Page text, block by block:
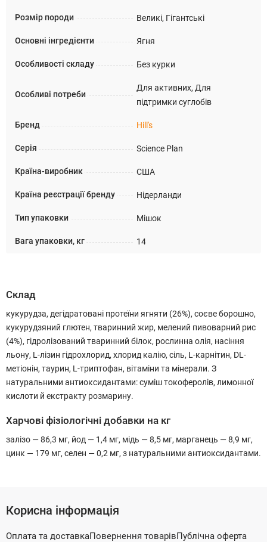
Розмір породи Великі, Гігантські
Основні інгредієнти Ягня
Особливості складу Без курки
Особливі потреби
Для активних, Для
підтримки суглобів
Бренд Hill's
Серія Science Plan
Країна-виробник США
Країна реєстрації бренду Нідерланди
Тип упаковки Мішок
Вага упаковки, кг 14
Склад
кукурудза, дегідратовані протеїни ягняти (26%), соєве борошно,
кукурудзяний глютен, тваринний жир, мелений пивоварний рис
(4%), гідролізований тваринний білок, рослинна олія, насіння
льону, L-лізин гідрохлорид, хлорид калію, сіль, L-карнітин, DL-
метіонін, таурин, L-триптофан, вітаміни та мінерали. З
натуральними антиоксидантами: суміш токоферолів, лимонної
кислоти й екстракту розмарину.
Харчові фізіологічні добавки на кг
залізо — 86,3 мг, йод — 1,4 мг, мідь — 8,5 мг, марганець — 8,9 мг,
цинк — 179 мг, селен — 0,2 мг, з натуральними антиоксидантами.
Корисна інформація
Оплата та доставкаПовернення товарівПублічна оферта